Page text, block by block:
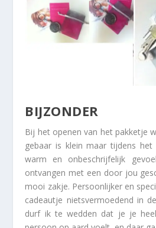
BIJZONDER
Bij het openen van het pakketje
gebaar is klein maar tijdens
warm en onbeschrijfelijk
ontvangen met een door jou
mooi zakje. Persoonlijker en
cadeautje nietsvermoedend in
durf ik te wedden dat je je